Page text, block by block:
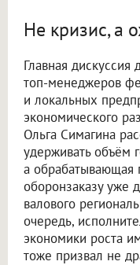
Не кризис, а
Главная
топ-менеджеров
и локальных
экономического
Ольга Симагина
удерживать объём
а обрабатывающая
оборонзаказу уже
валового
очередь,
экономики роста
тоже призвал не